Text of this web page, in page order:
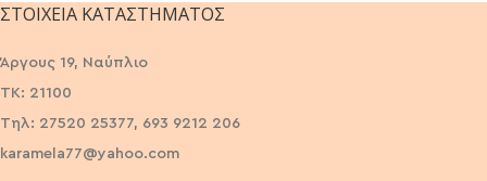
ΣΤΟΙΧΕΊΑ ΚΑΤΑΣΤΉΜΑΤΟΣ
Άργους 19, Ναύπλιο
ΤΚ: 21100
Τηλ: 27520 25377, 693 9212 206
karamela77@yahoo.com